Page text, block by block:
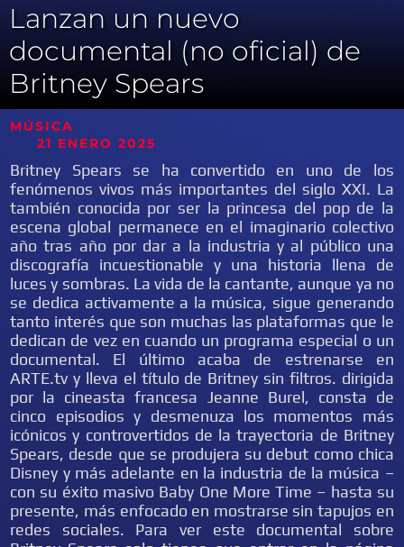
Lanzan un nuevo
documental (no oficial) de
Britney Spears
MÚSICA
21 ENERO 2025
Britney Spears se ha convertido en uno de los
fenómenos vivos más importantes del siglo XXI. La
también conocida por ser la princesa del pop de la
escena global permanece en el imaginario colectivo
año tras año por dar a la industria y al público una
discografía incuestionable y una historia llena de
luces y sombras. La vida de la cantante, aunque ya no
se dedica activamente a la música, sigue generando
tanto interés que son muchas las plataformas que le
dedican de vez en cuando un programa especial o un
documental. El último acaba de estrenarse en
ARTE.tv y lleva el título de Britney sin filtros. dirigida
por la cineasta francesa Jeanne Burel, consta de
cinco episodios y desmenuza los momentos más
icónicos y controvertidos de la trayectoria de Britney
Spears, desde que se produjera su debut como chica
Disney y más adelante en la industria de la música –
con su éxito masivo Baby One More Time – hasta su
presente, más enfocado en mostrarse sin tapujos en
redes sociales. Para ver este documental sobre